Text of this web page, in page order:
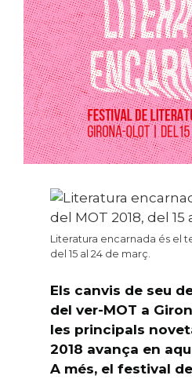
Literatura encarnada és el
del 15 al 24 de març.
Els canvis de seu
del ver-MOT a
les principals
2018 avança en
A més, el festival